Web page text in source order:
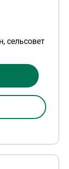
сельсовет